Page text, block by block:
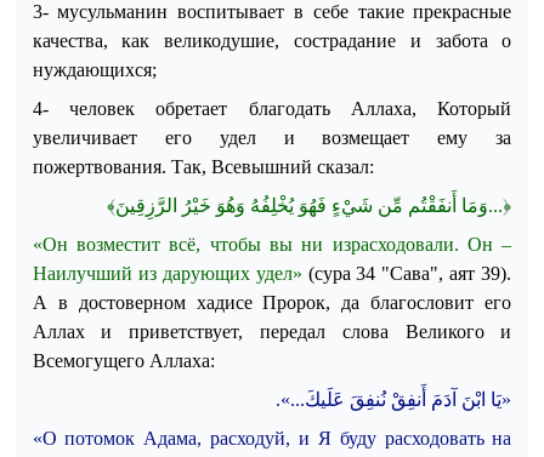
3- мусульманин воспитывает в себе такие прекрасные
качества, как великодушие, сострадание и забота о
нуждающихся;
4-
человек обретает благодать Аллаха, Который
увеличивает его удел и возмещает ему за
пожертвования. Так, Всевышний сказал:
﴿...وَمَا أَنفَقْتُم مِّن شَيْءٍ فَهُوَ يُخْلِفُهُ وَهُوَ خَيْرُ الرز قين﴾
«Он возместит всё, чтобы вы ни израсходовали. Он –
Наилучший из дарующих удел» (сура 34 "Сава", аят 39).
А в достоверном хадисе Пророк, да благословит его
Аллах и приветствует, передал слова Великого и
Всемогущего Аллаха:
«يا ابن آدم نفق ننفق عليك...»
.
«О потомок Адама, расходуй, и Я буду расходовать на